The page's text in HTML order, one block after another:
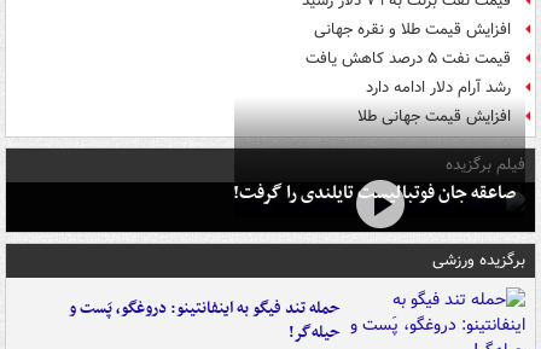
افزایش قیمت طلا و نقره جهانی
قیمت نفت ۵ درصد کاهش یافت
رشد آرام دلار ادامه دارد
افزایش قیمت جهانی طلا
فیلم برگزیده
صاعقه جان فوتبالیست تایلندی را گرفت!
برگزیده ورزشی
حمله تند فیگو به اینفانتینو: دروغگو، پَست‌ و
حیله‌گر!